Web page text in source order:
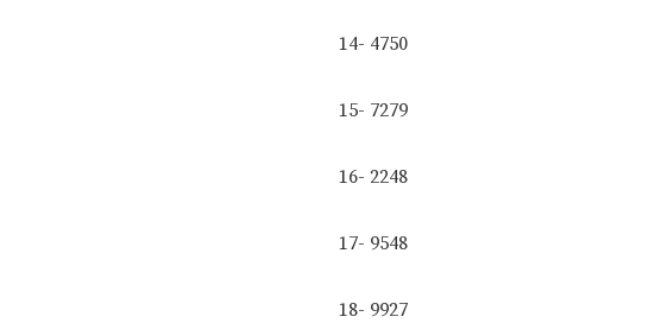
14- 4750
15- 7279
16- 2248
17- 9548
18- 9927